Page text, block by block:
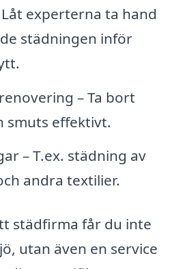
experterna ta hand
städningen inför
– Ta bort
smuts effektivt.
– T.ex. städning av
andra textilier.
städfirma får du inte
utan även en service